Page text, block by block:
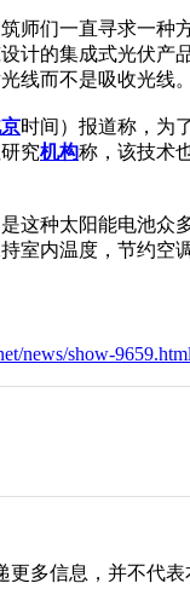
师们一直寻求一种
计的集成式光伏
线而不是吸收光线。
时间）报道称，为
究机构称，该技术
这种太阳能电池众
室内温度，节约空
news/show-9659.html
多信息，并不代